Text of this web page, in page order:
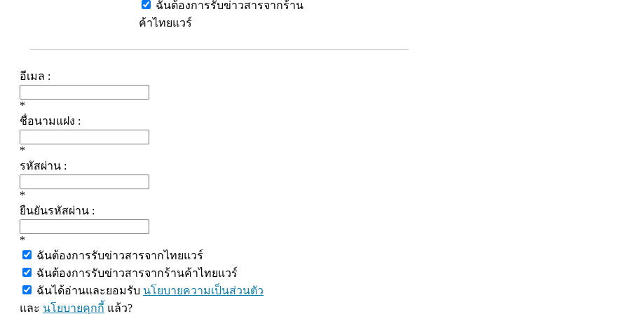
ฉันต้องการรับข่าวสารจากร้าน
ค้าไทยแวร์
อีเมล :
*
ชื่อนามแฝง :
*
รหัสผ่าน :
*
ยืนยันรหัสผ่าน :
*
ฉันต้องการรับข่าวสารจากไทยแวร์
ฉันต้องการรับข่าวสารจากร้านค้าไทยแวร์
ฉันได้อ่านและยอมรับ นโยบายความเป็นส่วนตัว
และ นโยบายคุกกี้ แล้ว?